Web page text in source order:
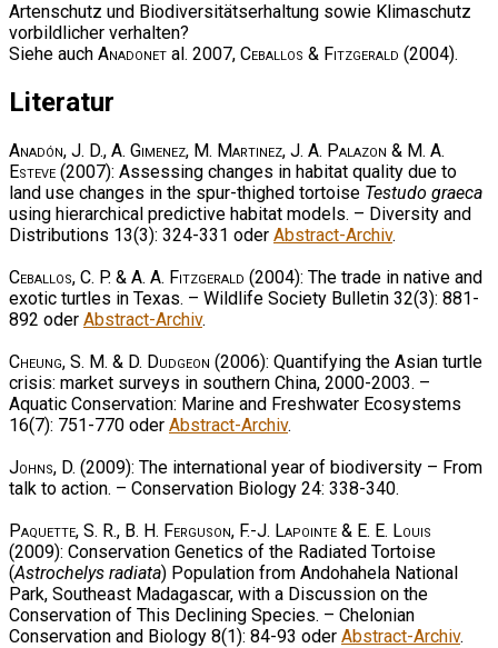
Artenschutz und Biodiversitätserhaltung sowie Klimaschutz
vorbildlicher verhalten?
Siehe auch Anadonet al. 2007, Ceballos & Fitzgerald (2004).
Literatur
Anadón, J. D., A. Gimenez, M. Martinez, J. A. Palazon & M. A.
Esteve (2007): Assessing changes in habitat quality due to
land use changes in the spur-thighed tortoise Testudo graeca
using hierarchical predictive habitat models. – Diversity and
Distributions 13(3): 324-331 oder Abstract-Archiv.
Ceballos, C. P. & A. A. Fitzgerald (2004): The trade in native and
exotic turtles in Texas. – Wildlife Society Bulletin 32(3): 881-
892 oder Abstract-Archiv.
Cheung, S. M. & D. Dudgeon (2006): Quantifying the Asian turtle
crisis: market surveys in southern China, 2000-2003. –
Aquatic Conservation: Marine and Freshwater Ecosystems
16(7): 751-770 oder Abstract-Archiv.
Johns, D. (2009): The international year of biodiversity – From
talk to action. – Conservation Biology 24: 338-340.
Paquette, S. R., B. H. Ferguson, F.-J. Lapointe & E. E. Louis
(2009): Conservation Genetics of the Radiated Tortoise
(Astrochelys radiata) Population from Andohahela National
Park, Southeast Madagascar, with a Discussion on the
Conservation of This Declining Species. – Chelonian
Conservation and Biology 8(1): 84-93 oder Abstract-Archiv.